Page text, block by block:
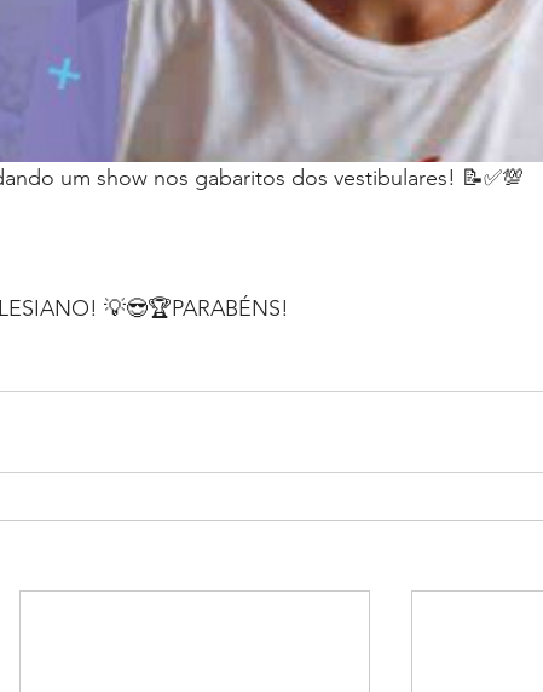
um show nos gabaritos dos vestibulares! 📝✅💯
💡😎🏆PARABÉNS!